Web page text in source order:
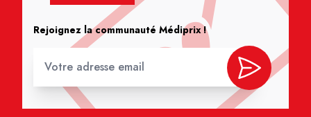
Rejoignez la communauté Médiprix !